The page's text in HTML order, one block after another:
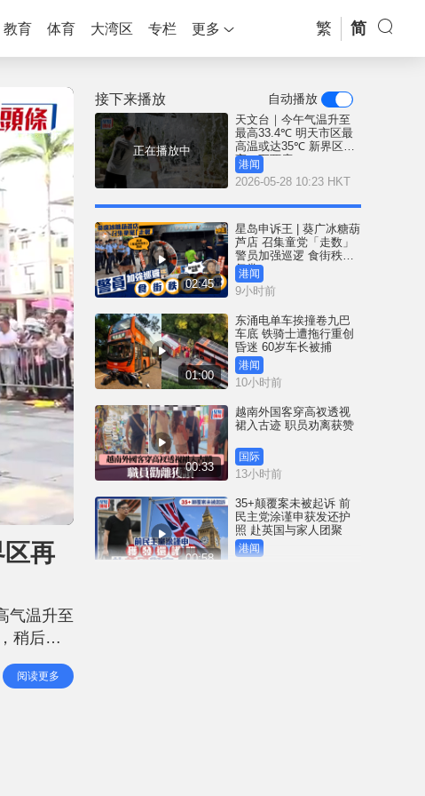
教育 体育 大湾区 专栏 更多 繁 简
再
气温升至
稍后有
，明天
阅读更多
接下来播放 自动播放
正在播放中
天文台｜今午气温升至
最高33.4℃ 明天市区最
高温或达35℃ 新界区再
高一至两度
港闻
2026-05-28 10:23 HKT
02:45
星岛申诉王 | 葵广冰糖葫
芦店 召集童党「走数」
警员加强巡逻 食街秩序
复常
港闻
9小时前
01:00
东涌电单车挨撞卷九巴
车底 铁骑士遭拖行重创
昏迷 60岁车长被捕
港闻
10小时前
00:33
越南外国客穿高衩透视
裙入古迹 职员劝离获赞
国际
13小时前
00:58
35+颠覆案未被起诉 前
民主党涂谨申获发还护
照 赴英国与家人团聚
港闻